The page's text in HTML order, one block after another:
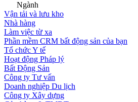
Ngành
Vận tải và lưu kho
Nhà hàng
Làm việc từ xa
Phần mềm CRM bất động sản của bạn
Tổ chức Y tế
Hoạt động Pháp lý
Bất Động Sản
Công ty Tư vấn
Doanh nghiệp Du lịch
Công ty Xây dựng